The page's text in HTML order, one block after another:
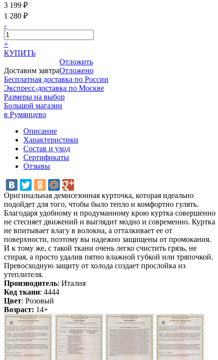
3 199 ₽
1 280 ₽
-
+
КУПИТЬ
Доставим завтра
Отложить
Отложено
Бесплатная доставка по России
Экспресс-доставка по Москве
Размеры на выбор
Большой магазин
в Румянцево
Описание
Характеристики
Состав и уход
Сертификаты
Отзывы
Оригинальная демисезонная курточка, которая идеально
подойдет для того, чтобы было тепло и комфортно гулять.
Благодаря удобному и продуманному крою куртка совершенно
не стесняет движений и выглядит модно и современно. Куртка
не впитывает влагу в волокна, а отталкивает ее от
поверхности, поэтому вы надежно защищены от промокания.
И к тому же, с такой ткани очень легко счистить грязь, не
стирая, а просто удалив пятно влажной губкой или тряпочкой.
Превосходную защиту от холода создает прослойка из
утеплителя.
Производитель: Италия
Код ткани: 4444
Цвет: Розовый
Возраст: 14+